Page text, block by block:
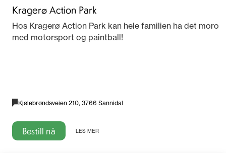
Kragerø Action Park
Hos Kragerø Action Park kan hele familien ha det moro
med motorsport og paintball!
Kjølebrøndsveien 210, 3766 Sannidal
Bestill nå LES MER